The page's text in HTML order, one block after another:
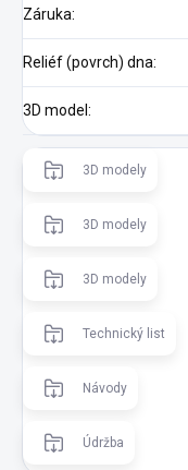
Záruka:
Reliéf (povrch) dna:
3D model :
3D modely
3D modely
3D modely
Technický list
Návody
Údržba